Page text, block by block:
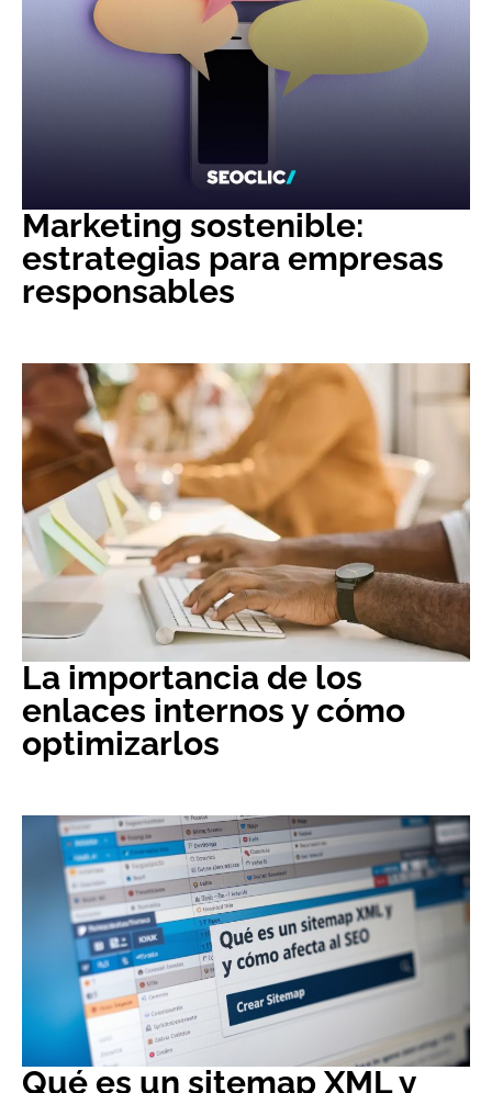
Marketing sostenible:
estrategias para empresas
responsables
La importancia de los
enlaces internos y cómo
optimizarlos
Qué es un sitemap XML y